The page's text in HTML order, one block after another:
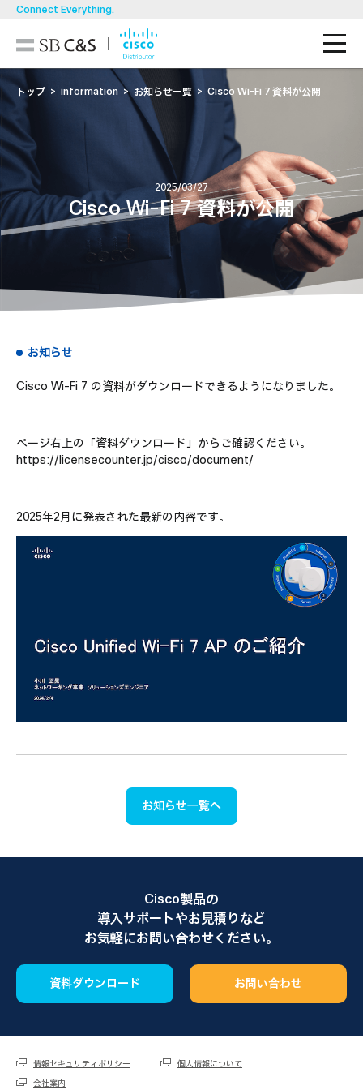
Connect Everything.
技術ブログ
導入事例
製品一覧
ソリューション
お知らせ・イベント/セミナー
トップ information お知らせ一覧 Cisco Wi-Fi 7 資料が公開
2025/03/27
Cisco Wi-Fi 7 資料が公開
お知らせ
Cisco Wi-Fi 7 の資料がダウンロードできるようになりました。
ページ右上の「資料ダウンロード」からご確認ください。
https://licensecounter.jp/cisco/document/
2025年2月に発表された最新の内容です。
お知らせ一覧へ
Cisco製品の
導入サポートやお見積りなど
お気軽にお問い合わせください。
資料ダウンロード お問い合わせ
情報セキュリティポリシー
個人情報について
会社案内